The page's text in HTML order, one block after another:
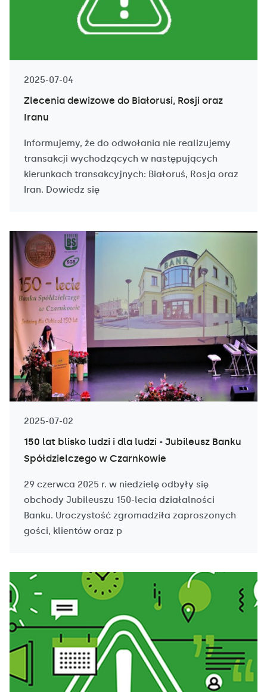
2025-07-04
Zlecenia dewizowe do Białorusi, Rosji oraz
Iranu
Informujemy, że do odwołania nie realizujemy
transakcji wychodzących w następujących
kierunkach transakcyjnych: Białoruś, Rosja oraz
Iran. Dowiedz się
2025-07-02
150 lat blisko ludzi i dla ludzi - Jubileusz Banku
Spółdzielczego w Czarnkowie
29 czerwca 2025 r. w niedzielę odbyły się
obchody Jubileuszu 150-lecia działalności
Banku. Uroczystość zgromadziła zaproszonych
gości, klientów oraz p